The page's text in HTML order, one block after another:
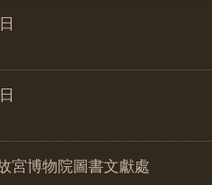
宮博物院圖書文獻處